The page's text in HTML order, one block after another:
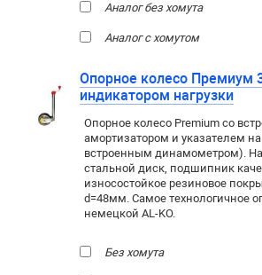
Аналог без хомута
Аналог с хомутом
Опорное колесо Премиум
индикатором нагрузки
Опорное колесо Premium со
амортизатором и указателем
встроенным динамометром).
стальной диск, подшипник
износостойкое резиновое
d=48мм. Самое технологичное
немецкой AL-KO.
Без хомута